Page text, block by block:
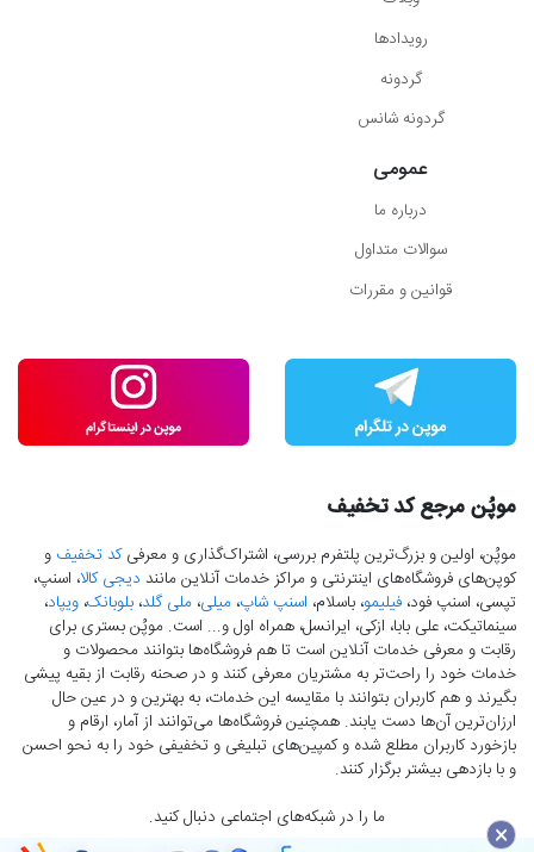
رویدادها
گردونه
گردونه شانس
عمومی
درباره ما
سوالات متداول
قوانین و مقررات
موپُن مرجع کد تخفیف
موپُن، اولین و بزرگ‌ترین پلتفرم بررسی، اشتراک‌گذاری و معرفیکد تخفیف و
کوپن‌های فروشگاه‌های اینترنتی و مراکز خدمات آنلاین مانند دیجی کالا، اسنپ،
تپسی، اسنپ فود، فیلیمو، باسلام، اسنپ شاپ، میلی، ملی گلد، بلوبانک، ویپاد،
سینماتیکت، علی بابا، ازکی، ایرانسل، همراه اول و... است. موپُن بستری برای
رقابت و معرفی خدمات آنلاین است تا هم فروشگاه‌ها بتوانند محصولات و
خدمات خود را راحت‌تر به مشتریان معرفی کنند و در صحنه رقابت از بقیه پیشی
بگیرند و هم کاربران بتوانند با مقایسه این خدمات، به بهترین و در عین حال
ارزان‌ترین آن‌ها دست‌ یابند. همچنین فروشگاه‌ها می‌توانند از آمار، ارقام و
بازخورد کاربران مطلع شده و کمپین‌های تبلیغی و تخفیفی خود را به نحو احسن
و با بازدهی بیشتر برگزار کنند.
ما را در شبکه‌های اجتماعی دنبال کنید.
×